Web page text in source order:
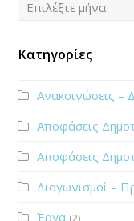
Επιλέξτε μήνα
Κατηγορίες
Ανακοινώσεις –
Αποφάσεις
Αποφάσεις
Διαγωνισμοί –
Έργα (2)